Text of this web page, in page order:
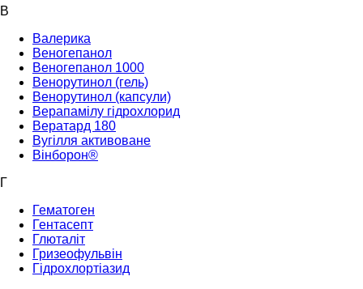
В
Валерика
Веногепанол
Веногепанол 1000
Венорутинол (гель)
Венорутинол (капсули)
Верапамілу гідрохлорид
Вератард 180
Вугілля активоване
Вінборон®
Г
Гематоген
Гентасепт
Глюталіт
Гризеофульвін
Гідрохлортіазид